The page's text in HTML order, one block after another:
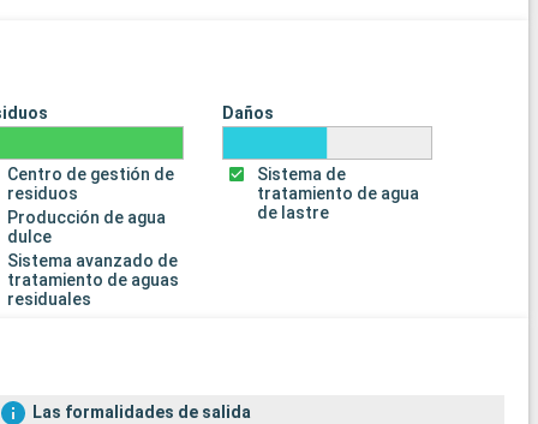
Centro de gestión de
residuos
Producción de agua
dulce
Sistema avanzado de
tratamiento de aguas
residuales
Daños
Sistema de
tratamiento de agua
de lastre
Las formalidades de salida